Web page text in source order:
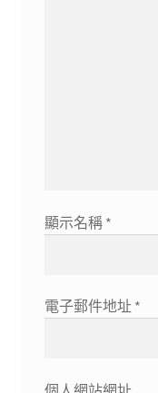
顯示名稱 *
電子郵件地址 *